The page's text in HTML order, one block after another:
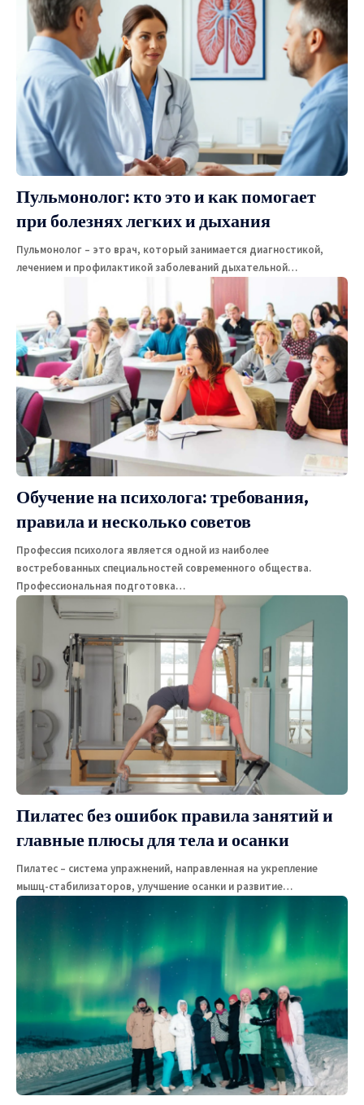
Пульмонолог: кто это и как помогает
при болезнях легких и дыхания
Пульмонолог – это врач, который занимается диагностикой,
лечением и профилактикой заболеваний дыхательной…
Обучение на психолога: требования,
правила и несколько советов
Профессия психолога является одной из наиболее
востребованных специальностей современного общества.
Профессиональная подготовка…
Пилатес без ошибок правила занятий и
главные плюсы для тела и осанки
Пилатес – система упражнений, направленная на укрепление
мышц-стабилизаторов, улучшение осанки и развитие…